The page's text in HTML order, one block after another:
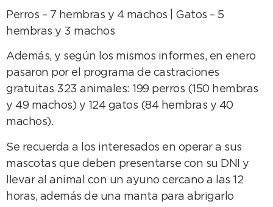
Perros – 7 hembras y 4 machos | Gatos – 5
hembras y 3 machos
Además, y según los mismos informes, en enero
pasaron por el programa de castraciones
gratuitas 323 animales: 199 perros (150 hembras
y 49 machos) y 124 gatos (84 hembras y 40
machos).
Se recuerda a los interesados en operar a sus
mascotas que deben presentarse con su DNI y
llevar al animal con un ayuno cercano a las 12
horas, además de una manta para abrigarlo